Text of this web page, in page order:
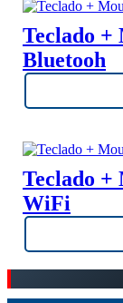
Teclado +
Bluetooh
Teclado +
WiFi